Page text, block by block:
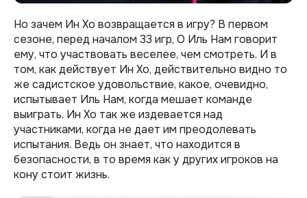
Но зачем Ин Хо возвращается в игру? В первом
сезоне, перед началом 33 игр, О Иль Нам говорит
ему, что участвовать веселее, чем смотреть. И в
том, как действует Ин Хо, действительно видно то
же садистское удовольствие, какое, очевидно,
испытывает Иль Нам, когда мешает команде
выиграть. Ин Хо так же издевается над
участниками, когда не дает им преодолевать
испытания. Ведь он знает, что находится в
безопасности, в то время как у других игроков на
кону стоит жизнь.